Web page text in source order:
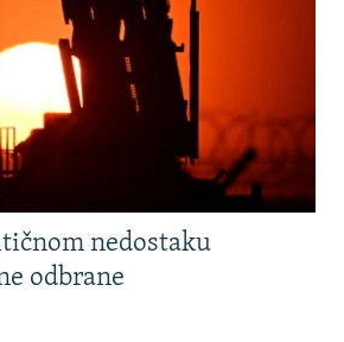
nedostaku
odbrane